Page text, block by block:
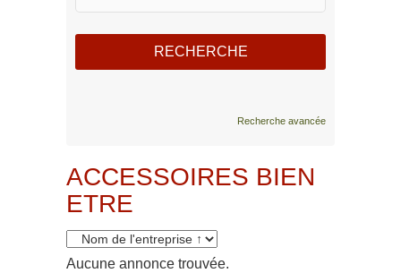
Recherche avancée
ACCESSOIRES BIEN
ETRE
Aucune annonce trouvée.